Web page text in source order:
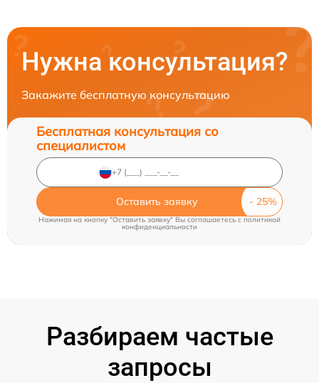
Нужна консультация?
Закажите бесплатную консультацию
Бесплатная консультация со
специалистом
Оставить заявку
Нажимая на кнопку "Оставить заявку" Вы соглашаетесь cполитикой
конфиденциальности
Разбираем частые
запросы